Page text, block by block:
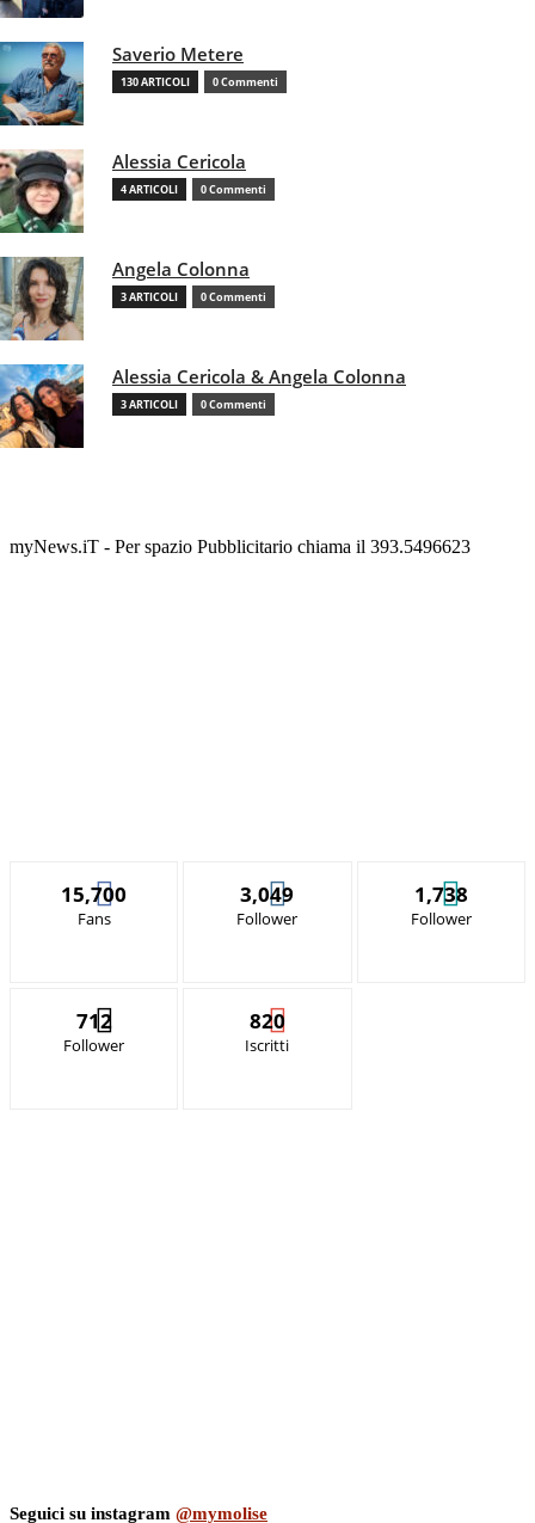
Saverio Metere
130 ARTICOLI 0 Commenti
Alessia Cericola
4 ARTICOLI 0 Commenti
Angela Colonna
3 ARTICOLI 0 Commenti
Alessia Cericola & Angela Colonna
3 ARTICOLI 0 Commenti
myNews.iT - Per spazio Pubblicitario chiama il 393.5496623
15,700
Fans
3,049
Follower
1,738
Follower
712
Follower
820
Iscritti
Seguici su instagram @mymolise